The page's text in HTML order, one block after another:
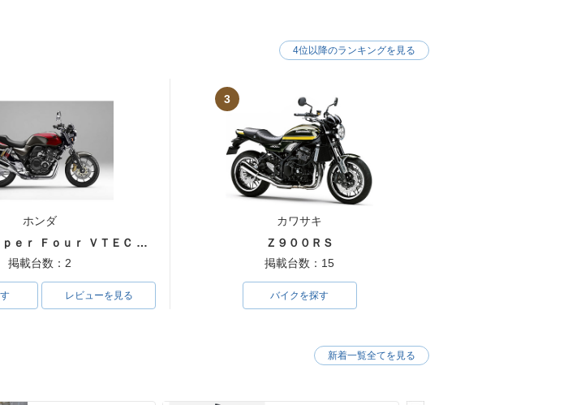
ホンダ
ＣＢ４００Ｓｕｐｅｒ Ｆｏｕｒ ＶＴＥＣ ＳＰＥＣ３
掲載台数：2
レビューを見る
3
カワサキ
Ｚ９００ＲＳ
掲載台数：15
バイクを探す
4位以降のランキングを見る
新着一覧全てを見る